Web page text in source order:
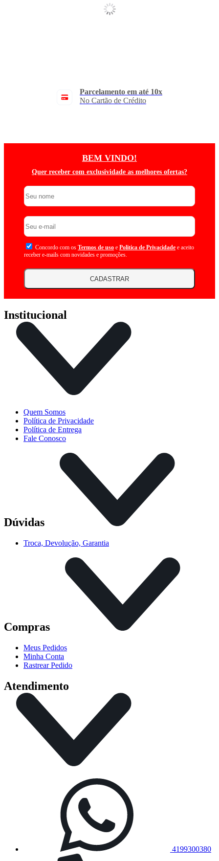
Parcelamento em até 10x
No Cartão de Crédito
BEM VINDO!
Quer receber com exclusividade as melhores ofertas?
Concordo com os Termos de uso e Politica de Privacidade e aceito
receber e-mails com novidades e promoções.
CADASTRAR
Institucional
Quem Somos
Política de Privacidade
Política de Entrega
Fale Conosco
Dúvidas
Troca, Devolução, Garantia
Compras
Meus Pedidos
Minha Conta
Rastrear Pedido
Atendimento
4199300380